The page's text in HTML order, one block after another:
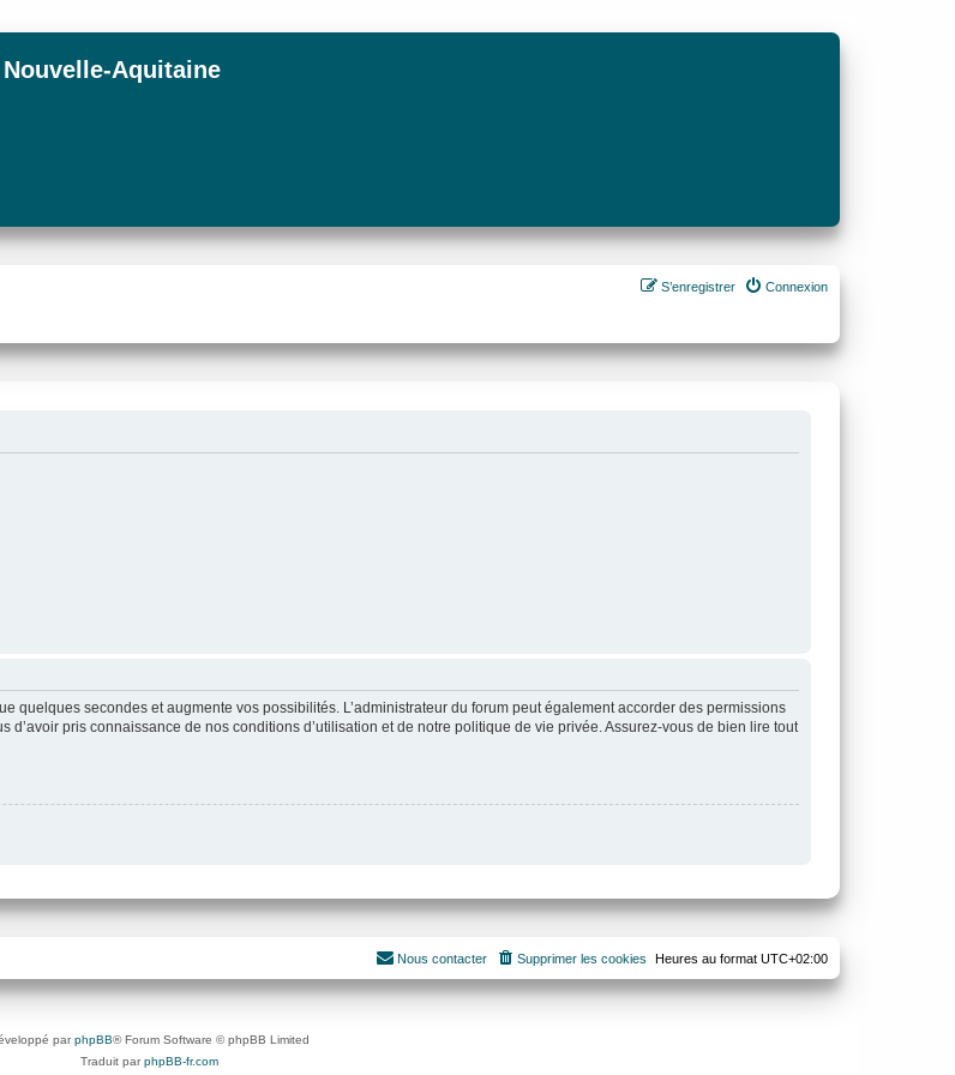
Aquitaine
Connexion
S’enregistrer
quelques secondes et augmente vos possibilités. L’administrateur du forum peut également accorder des permissions
pris connaissance de nos conditions d’utilisation et de notre politique de vie privée. Assurez-vous de bien lire tout
Heures au format UTC+02:00
Supprimer les cookies
Nous contacter
parphpBB® Forum Software © phpBB Limited
Traduit parphpBB-fr.com